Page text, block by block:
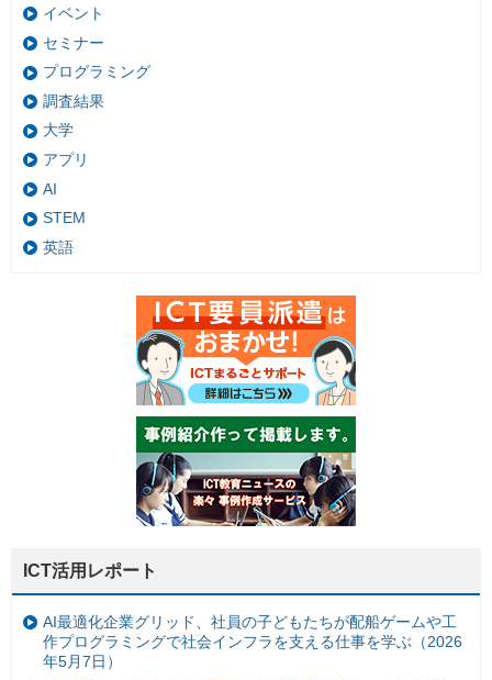
イベント
セミナー
プログラミング
調査結果
大学
アプリ
AI
STEM
英語
ICT活用レポート
AI最適化企業グリッド、社員の子どもたちが配船ゲームや工
作プログラミングで社会インフラを支える仕事を学ぶ（2026
年5月7日）